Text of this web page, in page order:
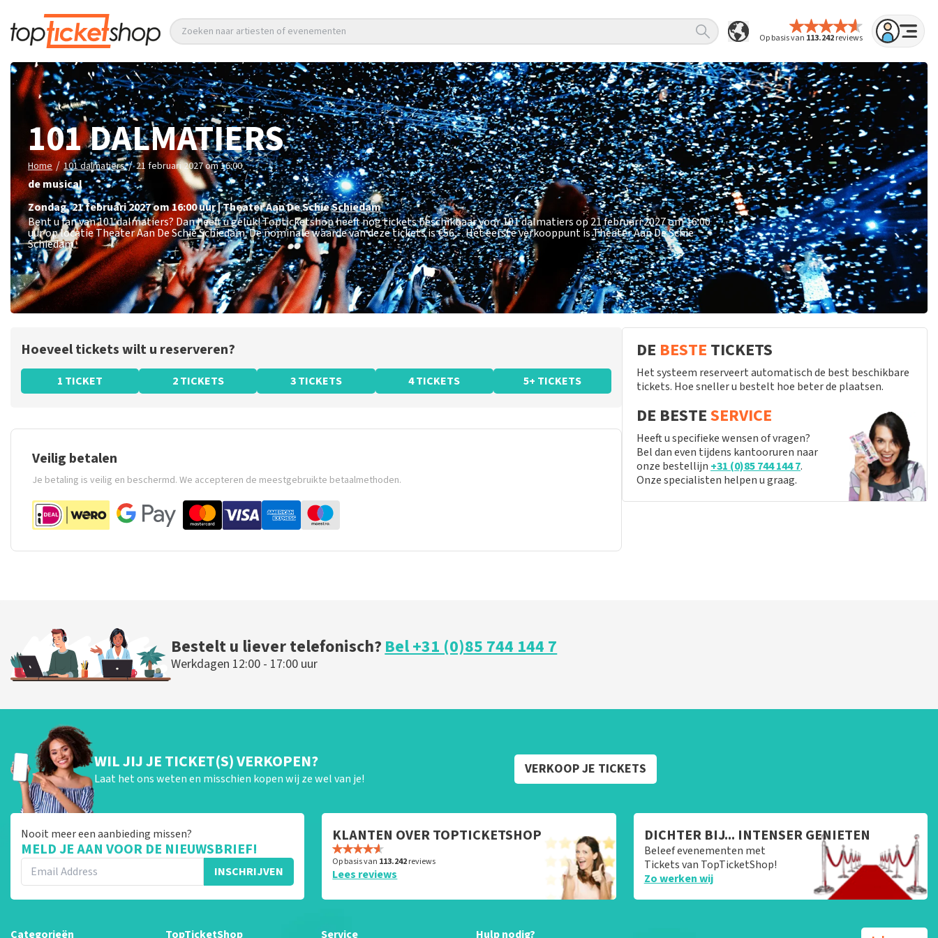
Op basis van 113.242reviews
Zoeken naar artiesten of evenementen
101 DALMATIERS
Home / 101 dalmatiers / 21 februari 2027 om 16:00
de musical
zondag,21 februari 2027 om 16:00uur|Theater Aan De SchieSchiedam
Bent u fan van 101 dalmatiers? Dan heeft u geluk! Topticketshop heeft nog tickets beschikbaar voor 101 dalmatiers op 21 februari 2027 om 16:00
uur op locatie Theater Aan De Schie Schiedam. De nominale waarde van deze tickets is€56,-. Het eerste verkooppunt is Theater Aan De Schie
Schiedam.
Hoeveel tickets wilt u reserveren?
1 TICKET 2 TICKETS 3 TICKETS 4 TICKETS 5+ TICKETS
Veilig betalen
Je betaling is veilig en beschermd. We accepteren de meestgebruikte betaalmethoden.
DE BESTE TICKETS
Het systeem reserveert automatisch de best beschikbare
tickets. Hoe sneller u bestelt hoe beter de plaatsen.
DE BESTESERVICE
Heeft u specifieke wensen of vragen?
Bel dan even tijdens kantooruren naar
onze bestellijn +31 (0)85 744 144 7.
Onze specialisten helpen u graag.
Bestelt u liever telefonisch?Bel +31 (0)85 744 144 7
Werkdagen 12:00 - 17:00 uur
WIL JIJ JE TICKET(S) VERKOPEN?
Laat het ons weten en misschien kopen wij ze wel van je!
VERKOOP JE TICKETS
Nooit meer een aanbieding missen?
MELD JE AAN VOOR DE NIEUWSBRIEF!
INSCHRIJVEN
KLANTEN OVER TOPTICKETSHOP
Op basis van 113.242reviews
Lees reviews
DICHTER BIJ... INTENSER GENIETEN
Beleef evenementen met
Tickets van TopTicketShop!
Zo werken wij
Categorieën TopTicketShop Service Hulp nodig?